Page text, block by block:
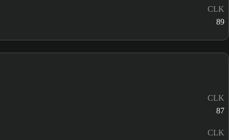
CLK
89
CLK
87
CLK